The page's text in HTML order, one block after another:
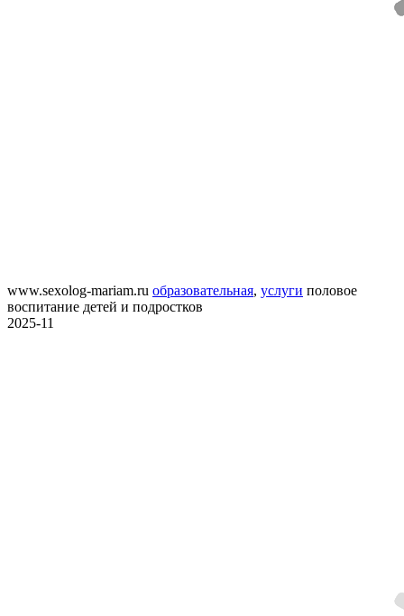
www.sexolog-mariam.ru образовательная, услуги половое
воспитание детей и подростков
2025-11